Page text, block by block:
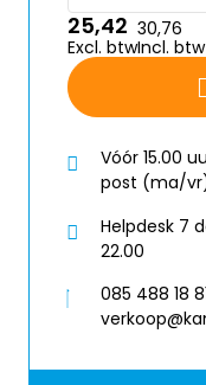
25,42
Excl. btw
30,76
Incl. btw
Vóór 15.00
post (ma/
Helpdesk 7
22.00
085 488 18